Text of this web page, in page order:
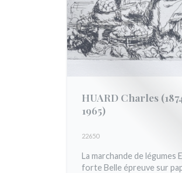
HUARD Charles
1965)
22650
La marchande de légumes
forte Belle épreuve sur